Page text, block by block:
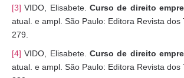
[3] VIDO, Elisabete. Curso de direito
atual. e ampl. São Paulo: Editora Revista dos
279.
[4] VIDO, Elisabete. Curso de direito
atual. e ampl. São Paulo: Editora Revista dos